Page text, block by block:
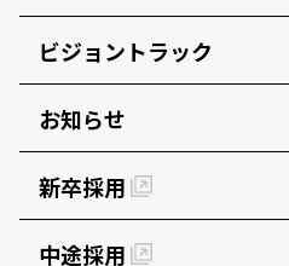
ビジョントラック
お知らせ
新卒採用
中途採用